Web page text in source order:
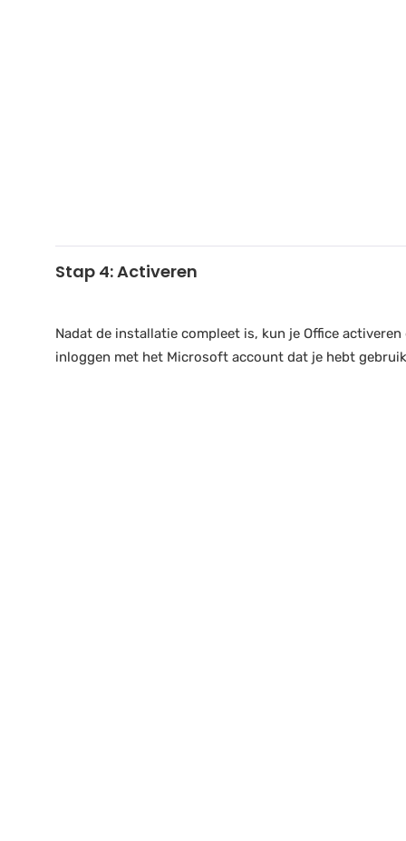
Stap 4: Activeren
Nadat de installatie compleet is, kun je Office
inloggen met het Microsoft account dat je hebt